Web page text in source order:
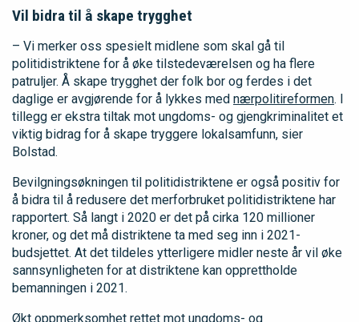
Vil bidra til å skape trygghet
– Vi merker oss spesielt midlene som skal gå til
politidistriktene for å øke tilstedeværelsen og ha flere
patruljer. Å skape trygghet der folk bor og ferdes i det
daglige er avgjørende for å lykkes med nærpolitireformen. I
tillegg er ekstra tiltak mot ungdoms- og gjengkriminalitet et
viktig bidrag for å skape tryggere lokalsamfunn, sier
Bolstad.
Bevilgningsøkningen til politidistriktene er også positiv for
å bidra til å redusere det merforbruket politidistriktene har
rapportert. Så langt i 2020 er det på cirka 120 millioner
kroner, og det må distriktene ta med seg inn i 2021-
budsjettet. At det tildeles ytterligere midler neste år vil øke
sannsynligheten for at distriktene kan opprettholde
bemanningen i 2021.
Økt oppmerksomhet rettet mot ungdoms- og